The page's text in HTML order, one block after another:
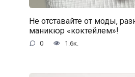
Не отставайте от моды,
маникюр «коктейлем»!
0 1.6к.